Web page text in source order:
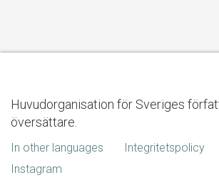
Huvudorganisation för Sveriges
översättare.
In other languages Integritetspolicy
Instagram